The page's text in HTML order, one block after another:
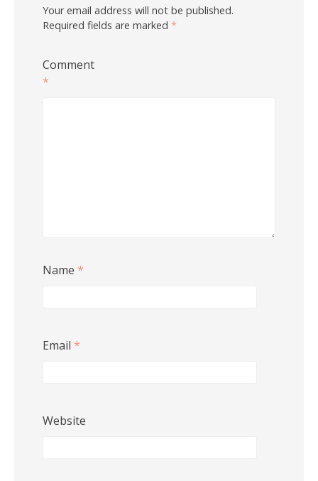
Your email address will not be published.
Required fields are marked *
Comment
*
Name *
Email *
Website